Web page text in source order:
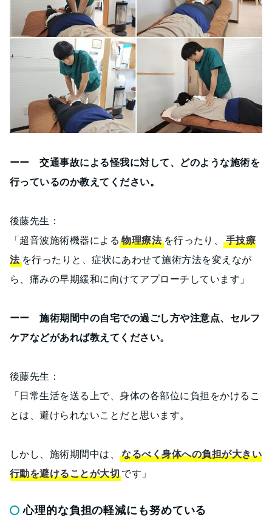
ーー 交通事故による怪我に対して、どのような施術を
行っているのか教えてください。
後藤先生：
「超音波施術機器による物理療法を行ったり、手技療
法を行ったりと、症状にあわせて施術方法を変えなが
ら、痛みの早期緩和に向けてアプローチしています」
ーー 施術期間中の自宅での過ごし方や注意点、セルフ
ケアなどがあれば教えてください。
後藤先生：
「日常生活を送る上で、身体の各部位に負担をかけるこ
とは、避けられないことだと思います。
しかし、施術期間中は、なるべく身体への負担が大きい
行動を避けることが大切です」
心理的な負担の軽減にも努めている